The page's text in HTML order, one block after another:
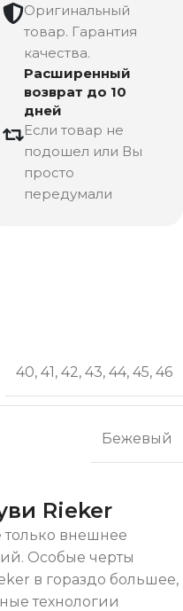
Оригинальный
товар. Гарантия
качества.
Расширенный
возврат до 10
дней
Если товар не
подошел или Вы
просто
передумали
40, 41, 42, 43, 44, 45, 46
Бежевый
Rieker
внешнее
Особые черты
в гораздо большее,
технологии